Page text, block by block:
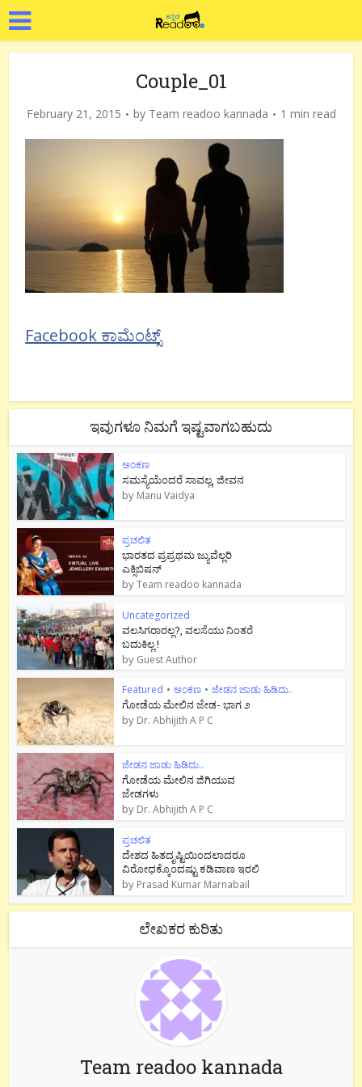
Couple_01
February 21, 2015 by Team readoo kannada 1 min read
Facebook ಕಾಮೆಂಟ್ಸ್
ಇವುಗಳೂ ನಿಮಗೆ ಇಷ್ಟವಾಗಬಹುದು
ಅಂಕಣ
ಸಮಸ್ಯೆಯೆಂದರೆ ಸಾವಲ್ಲ, ಜೀವನ
by Manu Vaidya
ಪ್ರಚಲಿತ
ಭಾರತದ ಪ್ರಪ್ರಥಮ ಜ್ಯುವೆಲ್ಲರಿ
ಎಕ್ಸಿಬಿಷನ್
byTeam readoo kannada
Uncategorized
ವಲಸಿಗರಾರಲ್ಲ?, ವಲಸೆಯು ನಿಂತರೆ
ಬದುಕಿಲ್ಲ !
by Guest Author
Featured • ಅಂಕಣ • ಜೇಡನ ಜಾಡು ಹಿಡಿದು..
ಗೋಡೆಯ ಮೇಲಿನ ಜೇಡ- ಭಾಗ ೨
by Dr. Abhijith A P C
ಜೇಡನ ಜಾಡು ಹಿಡಿದು..
ಗೋಡೆಯ ಮೇಲಿನ ಜಿಗಿಯುವ
ಜೇಡಗಳು
by Dr. Abhijith A P C
ಪ್ರಚಲಿತ
ದೇಶದ ಹಿತದೃಷ್ಟಿಯಿಂದಲಾದರೂ
ವಿರೋಧಕ್ಕೊಂದಷ್ಟು ಕಡಿವಾಣ ಇರಲಿ
by Prasad Kumar Marnabail
ಲೇಖಕರ ಕುರಿತು
Team readoo kannada